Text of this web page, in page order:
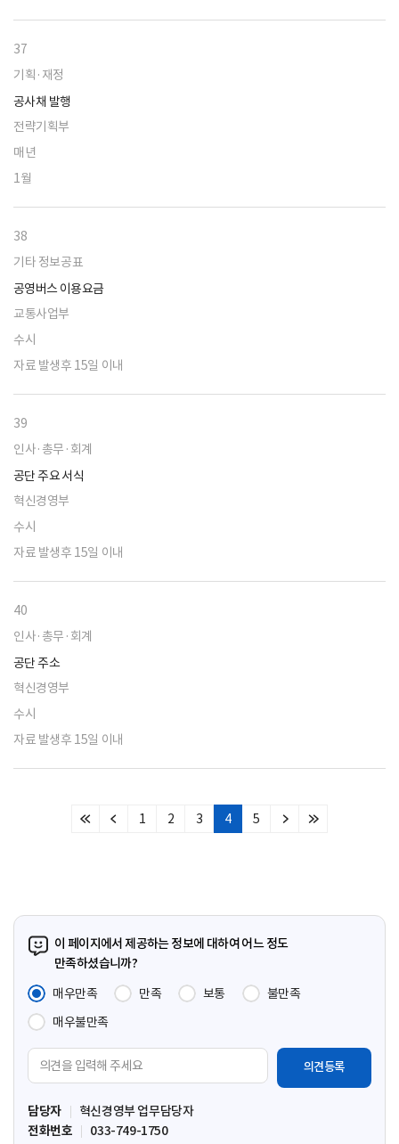
37
기획·재정
공사채 발행
전략기획부
매년
1월
38
기타 정보공표
공영버스 이용요금
교통사업부
수시
자료 발생후 15일 이내
39
인사·총무·회계
공단 주요 서식
혁신경영부
수시
자료 발생후 15일 이내
40
인사·총무·회계
공단 주소
혁신경영부
수시
자료 발생후 15일 이내
처
이
1 2 3 4 5
다
마
이 페이지에서 제공하는 정보에 대하여 어느 정도
만족하셨습니까?
매우만족
만족 보통
불만족
매우불만족
견
입
력
담당자
혁신경영부 업무담당자
전화번호
033-749-1750